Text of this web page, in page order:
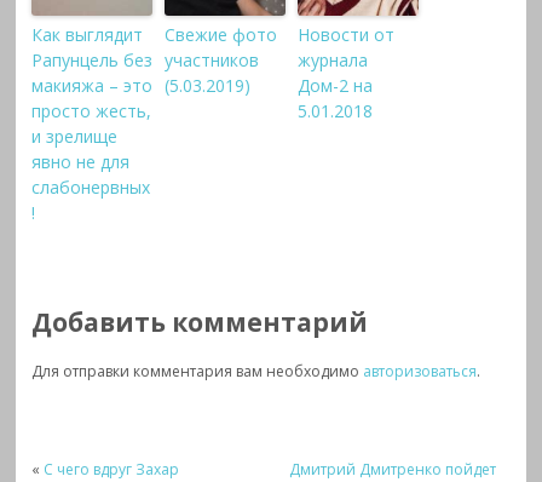
Как выглядит
Рапунцель без
макияжа – это
просто жесть,
и зрелище
явно не для
слабонервных
!
Свежие фото
участников
(5.03.2019)
Новости от
журнала
Дом-2 на
5.01.2018
Добавить комментарий
Для отправки комментария вам необходимо авторизоваться.
« С чего вдруг Захар
Дмитрий Дмитренко пойдет